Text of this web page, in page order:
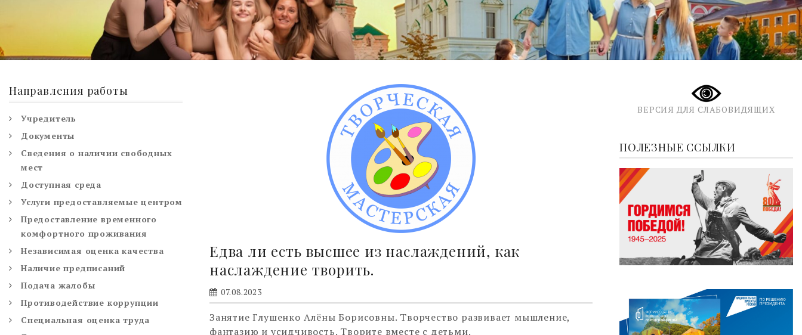
Едва ли есть высшее из наслаждений, как
наслаждение творить.
07.08.2023
Занятие Глушенко Алёны Борисовны. Творчество развивает мышление,
фантазию и усидчивость. Творите вместе с детьми.
Направления работы
Учредитель
Документы
Сведения о наличии свободных
мест
Доступная среда
Услуги предоставляемые центром
Предоставление временного
комфортного проживания
Независимая оценка качества
Наличие предписаний
Подача жалобы
Противодействие коррупции
Специальная оценка труда
ВЕРСИЯ ДЛЯ СЛАБОВИДЯЩИХ
ПОЛЕЗНЫЕ ССЫЛКИ